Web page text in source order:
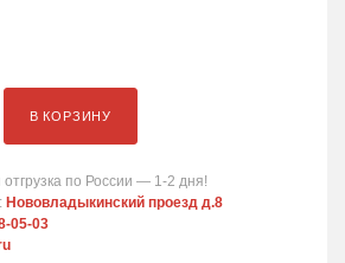
В КОРЗИНУ
по России — 1-2 дня!
Нововладыкинский проезд д.8
05-03